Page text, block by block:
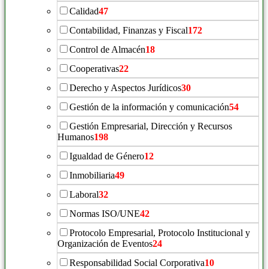
Calidad47
Contabilidad, Finanzas y Fiscal172
Control de Almacén18
Cooperativas22
Derecho y Aspectos Jurídicos30
Gestión de la información y comunicación54
Gestión Empresarial, Dirección y Recursos
Humanos198
Igualdad de Género12
Inmobiliaria49
Laboral32
Normas ISO/UNE42
Protocolo Empresarial, Protocolo Institucional y
Organización de Eventos24
Responsabilidad Social Corporativa10